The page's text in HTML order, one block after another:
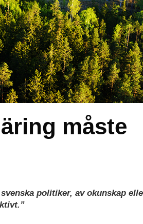
måste
politiker, av okunskap